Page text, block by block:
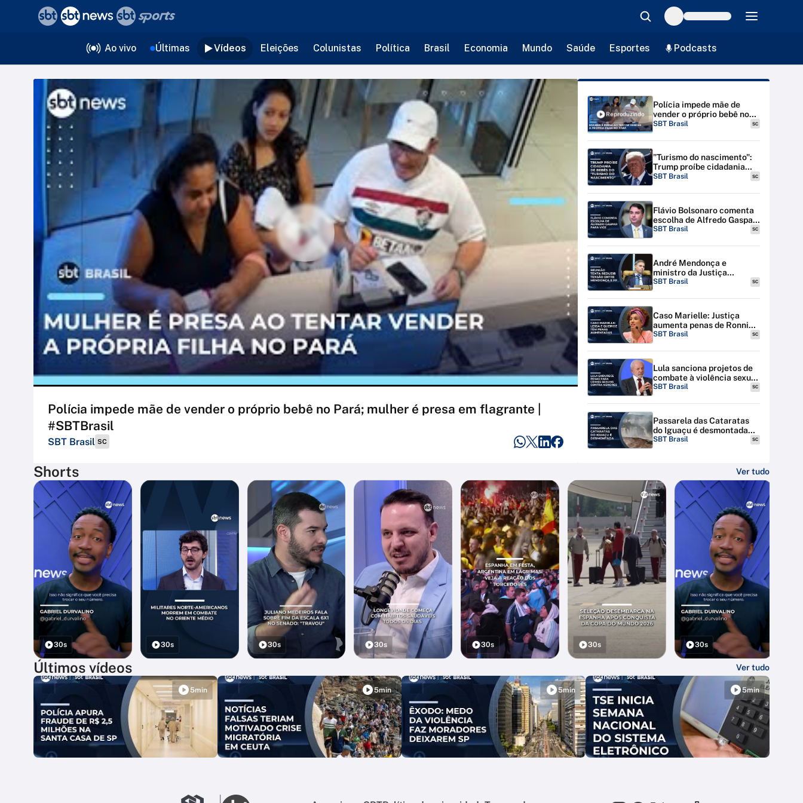
Ao vivo Últimas Vídeos Eleições Colunistas Política Brasil Economia Mundo Saúde Esportes Podcasts
Polícia impede mãe de vender o próprio bebê no Pará; mulher é presa em flagrante |
#SBTBrasil
SBT Brasil SC
Reproduzindo
Polícia impede mãe de
vender o próprio bebê no
Pará; mulher é presa em
SBT Brasil SC
"Turismo do nascimento":
Trump proíbe cidadania
para bebês de estrangeiras
SBT Brasil SC
Flávio Bolsonaro comenta
escolha de Alfredo Gaspar
para vice-presidente
SBT Brasil SC
André Mendonça e
ministro da Justiça
discutem tensão entre STF
SBT Brasil SC
Caso Marielle: Justiça
aumenta penas de Ronnie
Lessa e Élcio Queiroz
SBT Brasil SC
Lula sanciona projetos de
combate à violência sexual
contra menores na
SBT Brasil SC
Passarela das Cataratas
do Iguaçu é desmontada
por riscos de inundação
SBT Brasil SC
Shorts Ver tudo
30s 30s 30s 30s 30s 30s 30s
Últimos vídeos Ver tudo
5min 5min 5min 5min
voltar
Editorias